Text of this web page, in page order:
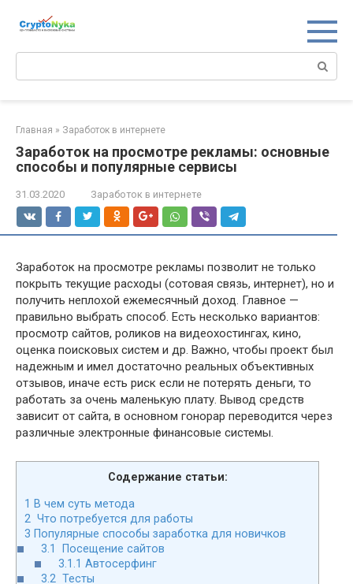
Главная » Заработок в интернете
Заработок на просмотре рекламы: основные
способы и популярные сервисы
31.03.2020 Заработок в интернете
Заработок на просмотре рекламы позволит не только
покрыть текущие расходы (сотовая связь, интернет), но и
получить неплохой ежемесячный доход. Главное —
правильно выбрать способ. Есть несколько вариантов:
просмотр сайтов, роликов на видеохостингах, кино,
оценка поисковых систем и др. Важно, чтобы проект был
надежным и имел достаточно реальных объективных
отзывов, иначе есть риск если не потерять деньги, то
работать за очень маленькую плату. Вывод средств
зависит от сайта, в основном гонорар переводится через
различные электронные финансовые системы.
Содержание статьи:
1 В чем суть метода
2 Что потребуется для работы
3 Популярные способы заработка для новичков
3.1
Посещение сайтов
3.1.1 Автосерфинг
3.2 Тесты